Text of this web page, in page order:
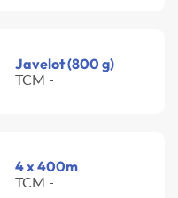
Javelot (800 g)
TCM -
4 x 400m
TCM -